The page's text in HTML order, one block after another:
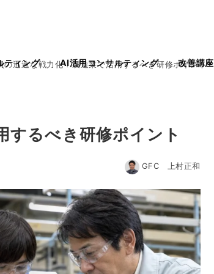
ティング AI活用コンサルティング 改善講座
の迅速な戦力化！製造業で活用するべき研修ポイント
するべき研修ポイント
GFC 上村正和